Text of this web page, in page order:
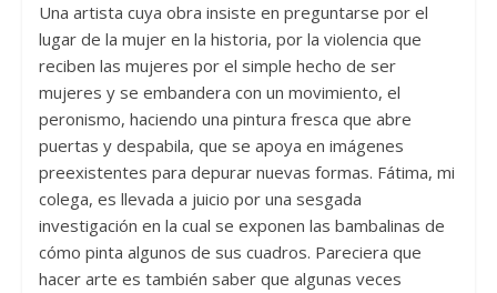
Una artista cuya obra insiste en preguntarse por el
lugar de la mujer en la historia, por la violencia que
reciben las mujeres por el simple hecho de ser
mujeres y se embandera con un movimiento, el
peronismo, haciendo una pintura fresca que abre
puertas y despabila, que se apoya en imágenes
preexistentes para depurar nuevas formas. Fátima, mi
colega, es llevada a juicio por una sesgada
investigación en la cual se exponen las bambalinas de
cómo pinta algunos de sus cuadros. Pareciera que
hacer arte es también saber que algunas veces